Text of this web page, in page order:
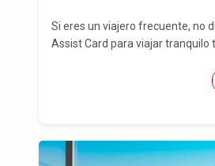
Si eres un viajero frecuente, no
Assist Card para viajar tranquilo